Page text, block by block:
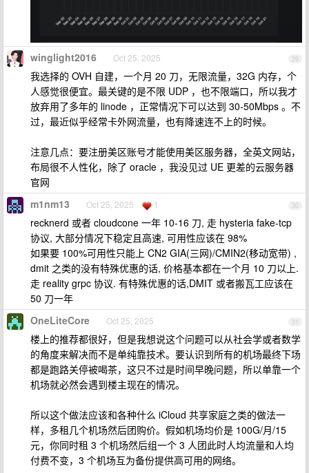
29
winglight2016 Oct 25, 2025
我选择的 OVH 自建，一个月 20 刀，无限流量，32G 内存，个
人感觉很便宜。最关键的是不限 UDP ，也不限端口，所以我才
放弃用了多年的 linode ，正常情况下可以达到 30-50Mbps 。不
过，最近似乎经常卡外网流量，也有降速连不上的时候。
注意几点：要注册美区账号才能使用美区服务器，全英文网站，
布局很不人性化，除了 oracle ，我没见过 UE 更差的云服务器
官网
30
m1nm13 Oct 25, 2025 1
recknerd 或者 cloudcone 一年 10-16 刀, 走 hysteria fake-tcp
协议, 大部分情况下稳定且高速, 可用性应该在 98%
如果要 100%可用性只能上 CN2 GIA(三网)/CMIN2(移动宽带) ,
dmit 之类的没有特殊优惠的话, 价格基本都在一个月 10 刀以上.
走 reality grpc 协议. 有特殊优惠的话,DMIT 或者搬瓦工应该在
50 刀一年
31
OneLiteCore Oct 25, 2025
楼上的推荐都很好，但是我想说这个问题可以从社会学或者数学
的角度来解决而不是单纯靠技术。要认识到所有的机场最终下场
都是跑路关停被喝茶，这只不过是时间早晚问题，所以单靠一个
机场就必然会遇到楼主现在的情况。
所以这个做法应该和各种什么 iCloud 共享家庭之类的做法一
样，多租几个机场然后团购价。假如机场均价是 100G/月/15
元，你同时租 3 个机场然后组一个 3 人团此时人均流量和人均
付费不变，3 个机场互为备份提供高可用的网络。